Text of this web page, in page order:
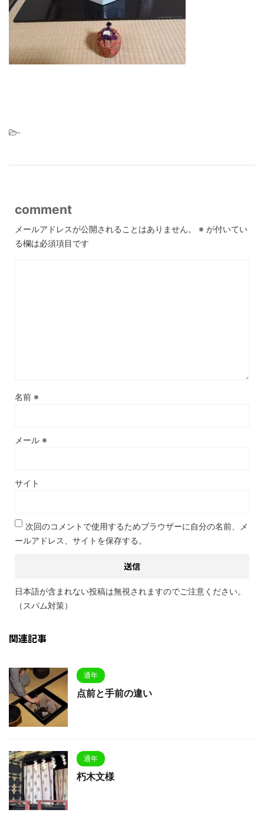
-
comment
メールアドレスが公開されることはありません。 ※ が付いてい
る欄は必須項目です
名前 ※
メール ※
サイト
次回のコメントで使用するためブラウザーに自分の名前、メ
ールアドレス、サイトを保存する。
日本語が含まれない投稿は無視されますのでご注意ください。
（スパム対策）
関連記事
通年
点前と手前の違い
通年
朽木文様